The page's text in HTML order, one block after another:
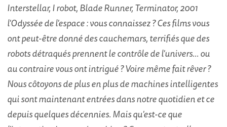
Interstellar, I robot, Blade Runner, Terminator, 2001
l'Odyssée de l'espace : vous connaissez ? Ces films vous
ont peut-être donné des cauchemars, terrifiés que des
robots détraqués prennent le contrôle de l'univers... ou
au contraire vous ont intrigué ? Voire même fait rêver ?
Nous côtoyons de plus en plus de machines intelligentes
qui sont maintenant entrées dans notre quotidien et ce
depuis quelques décennies. Mais qu'est-ce que